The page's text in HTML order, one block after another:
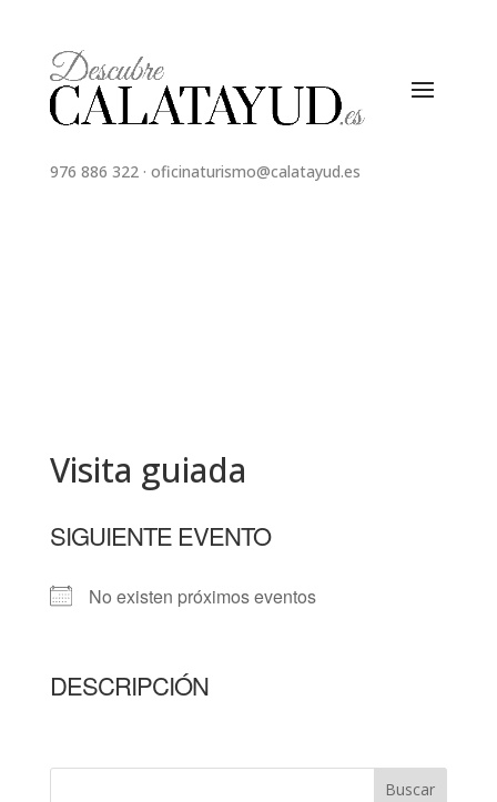
976 886 322· oficinaturismo@calatayud.es
Visita guiada
SIGUIENTE EVENTO
No existen próximos eventos
DESCRIPCIÓN
Buscar